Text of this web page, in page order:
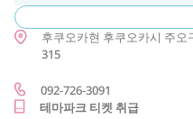
후쿠오카현 후쿠오카시 주오
315
092-726-3091
테마파크 티켓 취급